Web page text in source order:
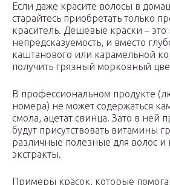
Если даже красите волосы в
старайтесь приобретать только
краситель. Дешевые краски – это
непредсказуемость, и вместо
каштанового или карамельной
получить грязный морковный
В профессиональном продукте
номера) не может содержаться
смола, ацетат свинца. Зато в ней
будут присутствовать витамины
различные полезные для волос и
экстракты.
Примеры красок, которые